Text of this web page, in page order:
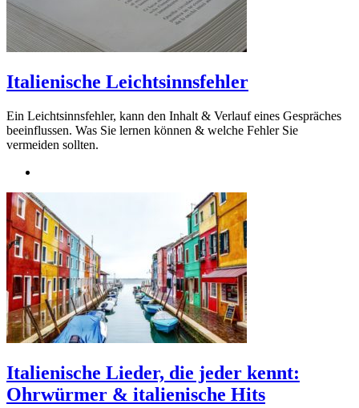
Italienische Leichtsinnsfehler
Ein Leichtsinnsfehler, kann den Inhalt & Verlauf eines Gespräches
beeinflussen. Was Sie lernen können & welche Fehler Sie
vermeiden sollten.
Italienische Lieder, die jeder kennt:
Ohrwürmer & italienische Hits